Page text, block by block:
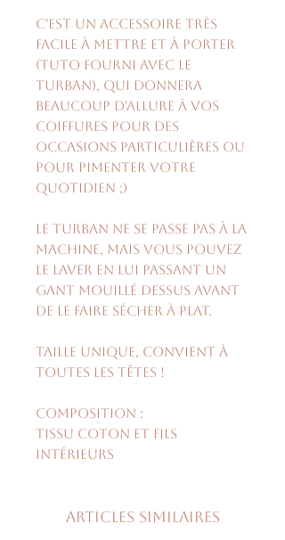
C'est un accessoire très
facile à mettre et à porter
(tuto fourni avec le
turban), qui donnera
beaucoup d'allure à vos
coiffures pour des
occasions particulières ou
pour pimenter votre
quotidien ;)
Le turban ne se passe pas à la
machine, mais vous pouvez
le laver en lui passant un
gant mouillé dessus avant
de le faire sécher à plat.
Taille unique, convient à
toutes les têtes !
Composition :
Tissu coton et fils
intérieurs
Articles similaires